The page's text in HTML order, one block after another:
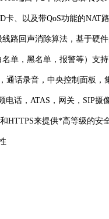
卡、以及带QoS功能的NAT
线路回声消除算法，基于
单，黑名单，报警等）支
通话录音，中央控制面板，
话，ATAS，网关，SIP摄
HTTPS来提供*高等级的安